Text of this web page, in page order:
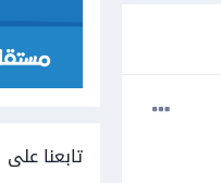
تابعنا على